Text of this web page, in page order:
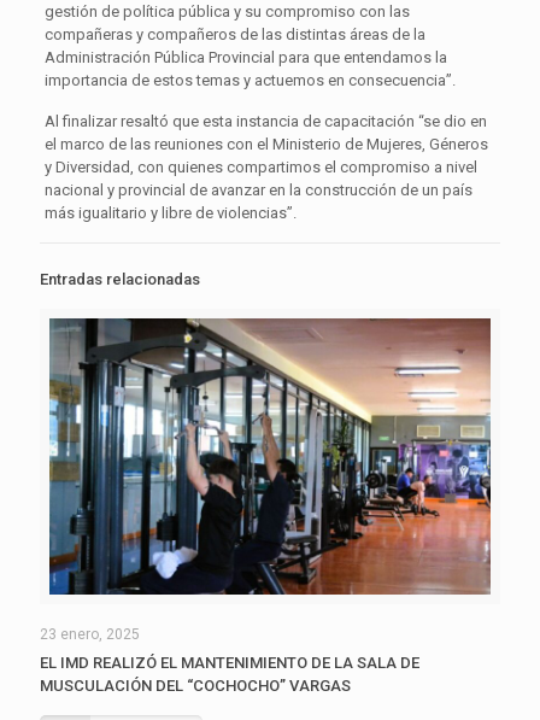
gestión de política pública y su compromiso con las
compañeras y compañeros de las distintas áreas de la
Administración Pública Provincial para que entendamos la
importancia de estos temas y actuemos en consecuencia”.
Al finalizar resaltó que esta instancia de capacitación “se dio en
el marco de las reuniones con el Ministerio de Mujeres, Géneros
y Diversidad, con quienes compartimos el compromiso a nivel
nacional y provincial de avanzar en la construcción de un país
más igualitario y libre de violencias”.
Entradas relacionadas
23 enero, 2025
EL IMD REALIZÓ EL MANTENIMIENTO DE LA SALA DE
MUSCULACIÓN DEL “COCHOCHO” VARGAS